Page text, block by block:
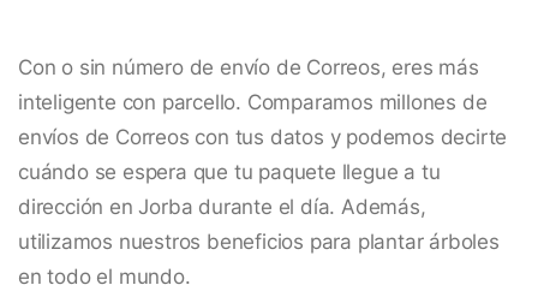
Con o sin número de envío de Correos, eres más
inteligente con parcello. Comparamos millones de
envíos de Correos con tus datos y podemos decirte
cuándo se espera que tu paquete llegue a tu
dirección en Jorba durante el día. Además,
utilizamos nuestros beneficios para plantar árboles
en todo el mundo.